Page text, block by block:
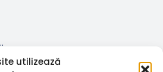
utilizează